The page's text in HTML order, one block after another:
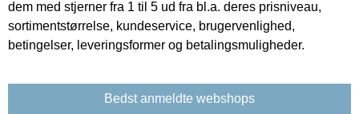
dem med stjerner fra 1 til 5 ud fra bl.a. deres prisniveau,
sortimentstørrelse, kundeservice, brugervenlighed,
betingelser, leveringsformer og betalingsmuligheder.
Bedst anmeldte webshops